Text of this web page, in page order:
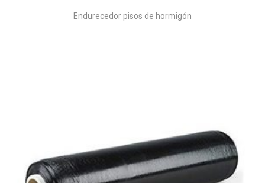
Endurecedor pisos de hormigón